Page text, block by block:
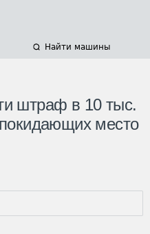
Найти машины
штраф в 10 тыс.
место